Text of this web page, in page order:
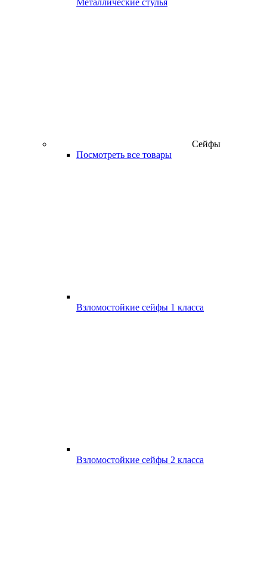
Металлические стулья
Сейфы
Посмотреть все товары
Взломостойкие сейфы 1 класса
Взломостойкие сейфы 2 класса